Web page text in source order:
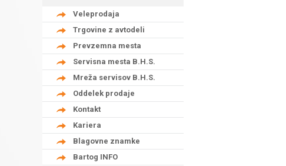
Veleprodaja
Trgovine z avtodeli
Prevzemna mesta
Servisna mesta B.H.S.
Mreža servisov B.H.S.
Oddelek prodaje
Kontakt
Kariera
Blagovne znamke
Bartog INFO